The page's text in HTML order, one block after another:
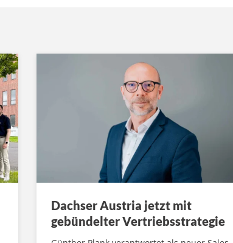
Dachser Austria jetzt mit
gebündelter Vertriebsstrategie